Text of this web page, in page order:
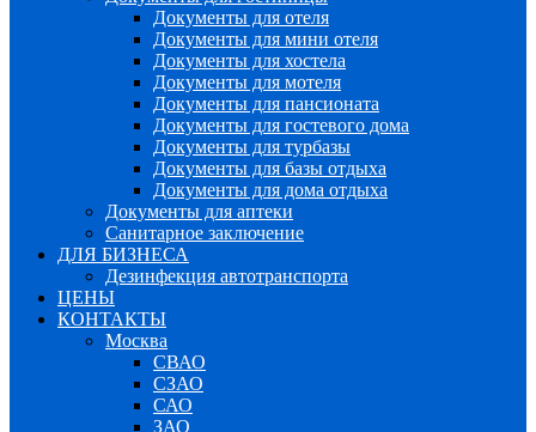
Документы для отеля
Документы для мини отеля
Документы для хостела
Документы для мотеля
Документы для пансионата
Документы для гостевого дома
Документы для турбазы
Документы для базы отдыха
Документы для дома отдыха
Документы для аптеки
Санитарное заключение
ДЛЯ БИЗНЕСА
Дезинфекция автотранспорта
ЦЕНЫ
КОНТАКТЫ
Москва
СВАО
СЗАО
САО
ЗАО